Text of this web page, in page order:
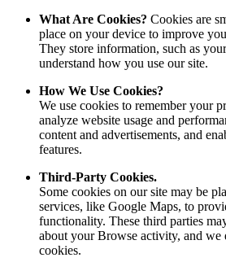
What Are Cookies? Cookies are
place on your device to improve
They store information, such as
understand how you use our site.
How We Use Cookies?
We use cookies to remember your
analyze website usage and
content and advertisements, and
features.
Third-Party Cookies.
Some cookies on our site may be
services, like Google Maps, to
functionality. These third parties
about your Browse activity, and we
cookies.